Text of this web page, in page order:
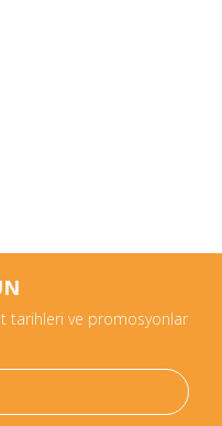
tarihleri ve promosyonlar